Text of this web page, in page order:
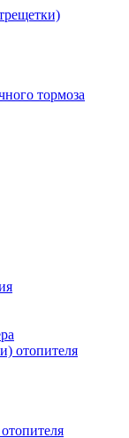
тормоза
отопителя